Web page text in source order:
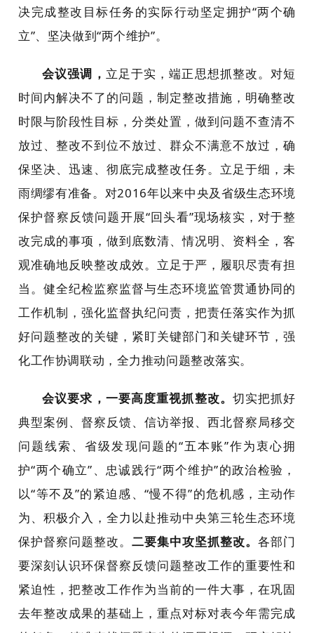
决完成整改目标任务的实际行动坚定拥护“两个确
立”、坚决做到“两个维护”。
会议强调， 立足于实，端正思想抓整改。对短
时间内解决不了的问题，制定整改措施，明确整改
时限与阶段性目标，分类处置，做到问题不查清不
放过、整改不到位不放过、群众不满意不放过，确
保坚决、迅速、彻底完成整改任务。立足于细，未
雨绸缪有准备。对2016年以来中央及省级生态环境
保护督察反馈问题开展“回头看”现场核实，对于整
改完成的事项，做到底数清、情况明、资料全，客
观准确地反映整改成效。立足于严，履职尽责有担
当。健全纪检监察监督与生态环境监管贯通协同的
工作机制，强化监督执纪问责，把责任落实作为抓
好问题整改的关键，紧盯关键部门和关键环节，强
化工作协调联动，全力推动问题整改落实。
会议要求， 一要高度重视抓整改。 切实把抓好
典型案例、督察反馈、信访举报、西北督察局移交
问题线索、省级发现问题的“五本账”作为衷心拥
护“两个确立”、忠诚践行“两个维护”的政治检验，
以“等不及”的紧迫感、“慢不得”的危机感，主动作
为、积极介入，全力以赴推动中央第三轮生态环境
保护督察问题整改。二要集中攻坚抓整改。各部门
要深刻认识环保督察反馈问题整改工作的重要性和
紧迫性，把整改工作作为当前的一件大事，在巩固
去年整改成果的基础上，重点对标对表今年需完成